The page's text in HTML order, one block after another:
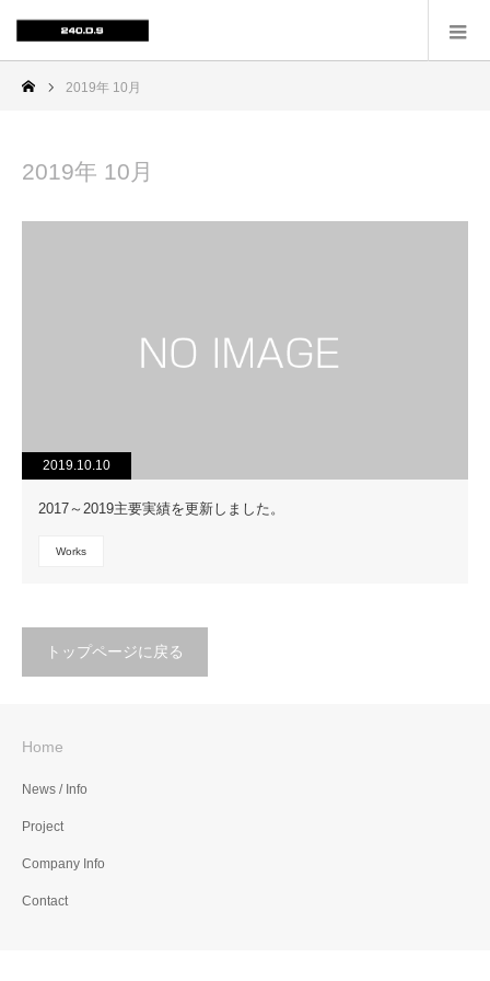
2019年 10月
2019年 10月
2019.10.10
2017～2019主要実績を更新しました。
Works
トップページに戻る
Home
News / Info
Project
Company Info
Contact